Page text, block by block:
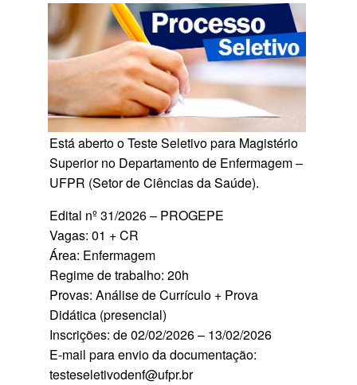
Está aberto o Teste Seletivo para Magistério
Superior no Departamento de Enfermagem –
UFPR (Setor de Ciências da Saúde).
Edital nº 31/2026 – PROGEPE
Vagas: 01 + CR
Área: Enfermagem
Regime de trabalho: 20h
Provas: Análise de Currículo + Prova
Didática (presencial)
Inscrições: de 02/02/2026 – 13/02/2026
E-mail para envio da documentação:
testeseletivodenf@ufpr.br